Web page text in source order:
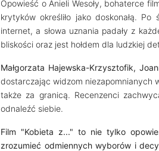
Opowieść o Anieli Wesoły, bohaterce
krytyków określiło jako doskonałą.
internet, a słowa uznania padały z
bliskości oraz jest hołdem dla ludzkiej
Małgorzata Hajewska-Krzysztofik,
dostarczając widzom niezapomnianych
także za granicą. Recenzenci
odnaleźć siebie.
Film "Kobieta z..." to nie tylko
zrozumieć odmiennych wyborów i